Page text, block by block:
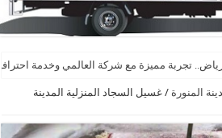
تجربة مميزة مع شركة العالمي وخدمة
المنورة / غسيل السجاد المنزلية المدينة